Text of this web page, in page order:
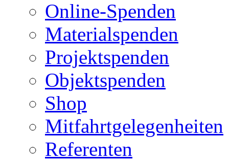
Online-Spenden
Materialspenden
Projektspenden
Objektspenden
Shop
Mitfahrtgelegenheiten
Referenten